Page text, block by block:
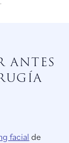
antes
facial de